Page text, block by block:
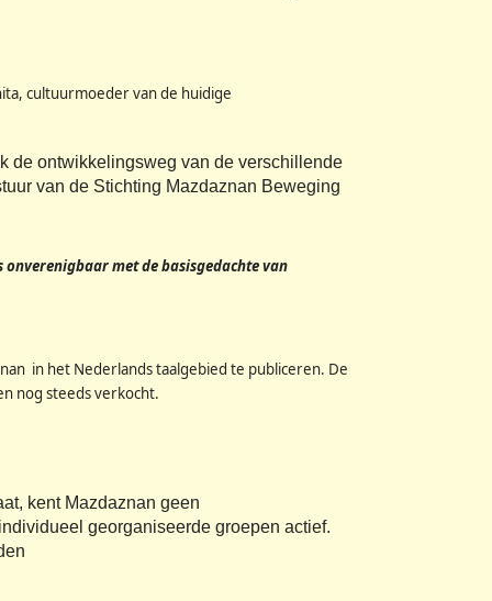
cultuurmoeder van de huidige
de ontwikkelingsweg van de verschillende
van de Stichting Mazdaznan Beweging
met de basisgedachte van
in het Nederlands taalgebied te publiceren. De
nog steeds verkocht.
kent Mazdaznan geen
georganiseerde groepen actief.